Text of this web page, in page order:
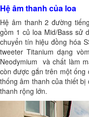
Hệ âm thanh của loa
Hệ âm thanh 2 đường
gồm 1 củ loa Mid/Basssử
chuyển tín hiệu đồng hóa
tweeter Titanium dạng
Neodymium và chất làm
còn được gắn trên một
thống âm thanh của thiết
thanh rộng lớn.